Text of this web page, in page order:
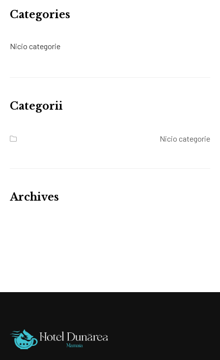
Categories
Nicio categorie
Categorii
Nicio categorie
Archives